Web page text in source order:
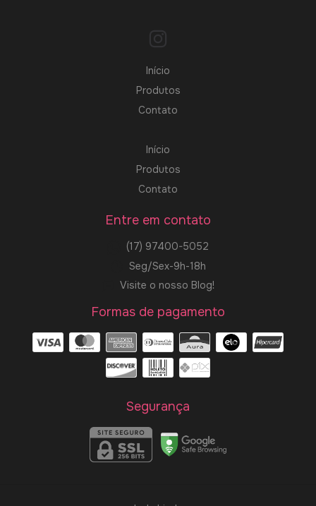
Início
Produtos
Contato
Início
Produtos
Contato
Entre em contato
(17) 97400-5052
Seg/Sex-9h-18h
Visite o nosso Blog!
Formas de pagamento
Segurança